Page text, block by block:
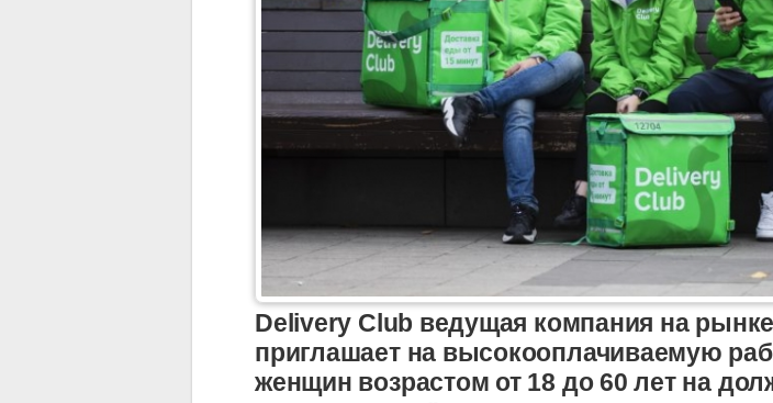
Delivery Club ведущая компания на
приглашает на высокооплачиваемую
женщин возрастом от 18 до 60 лет на